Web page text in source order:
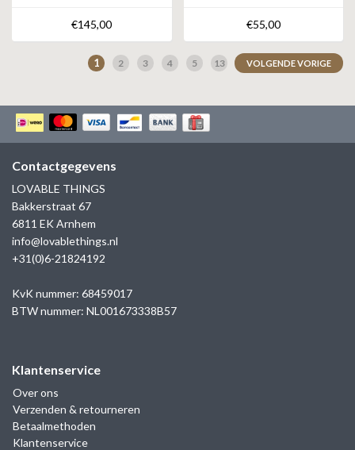
€145,00 €55,00
1 2 3 4 5 13 VOLGENDE VORIGE
Contactgegevens
LOVABLE THINGS
Bakkerstraat 67
6811 EK Arnhem
info@lovablethings.nl
+31(0)6-21824192
KvK nummer: 68459017
BTW nummer: NL001673338B57
Klantenservice
Over ons
Verzenden & retourneren
Betaalmethoden
Klantenservice